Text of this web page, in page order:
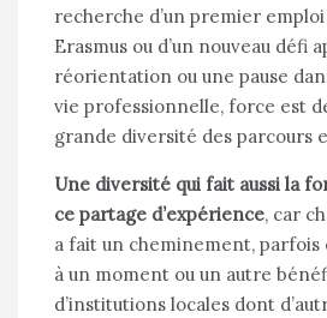
recherche d’un premier
Erasmus ou d’un nouveau défi
réorientation ou une pause
vie professionnelle, force est
grande diversité des parcours
Une diversité qui fait aussi la
ce partage d’expérience, car
a fait un cheminement, parfois
à un moment ou un autre
d’institutions locales dont